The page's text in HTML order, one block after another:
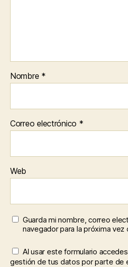
Nombre *
Correo electrónico *
Web
Guarda mi nombre, correo
navegador para la próxima
Al usar este formulario
gestión de tus datos por parte